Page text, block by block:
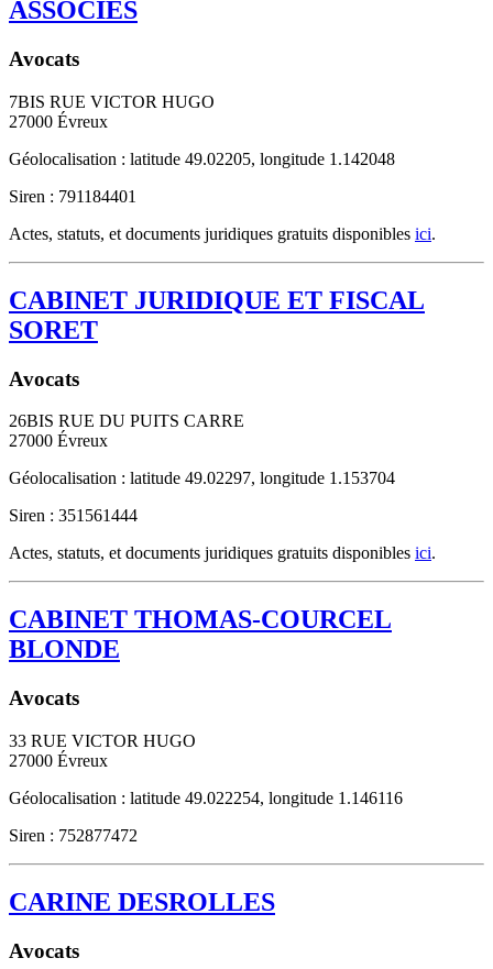
ASSOCIES
Avocats
7BIS RUE VICTOR HUGO
27000 Évreux
Géolocalisation : latitude 49.02205, longitude 1.142048
Siren : 791184401
Actes, statuts, et documents juridiques gratuits disponibles ici.
CABINET JURIDIQUE ET FISCAL
SORET
Avocats
26BIS RUE DU PUITS CARRE
27000 Évreux
Géolocalisation : latitude 49.02297, longitude 1.153704
Siren : 351561444
Actes, statuts, et documents juridiques gratuits disponibles ici.
CABINET THOMAS-COURCEL
BLONDE
Avocats
33 RUE VICTOR HUGO
27000 Évreux
Géolocalisation : latitude 49.022254, longitude 1.146116
Siren : 752877472
CARINE DESROLLES
Avocats